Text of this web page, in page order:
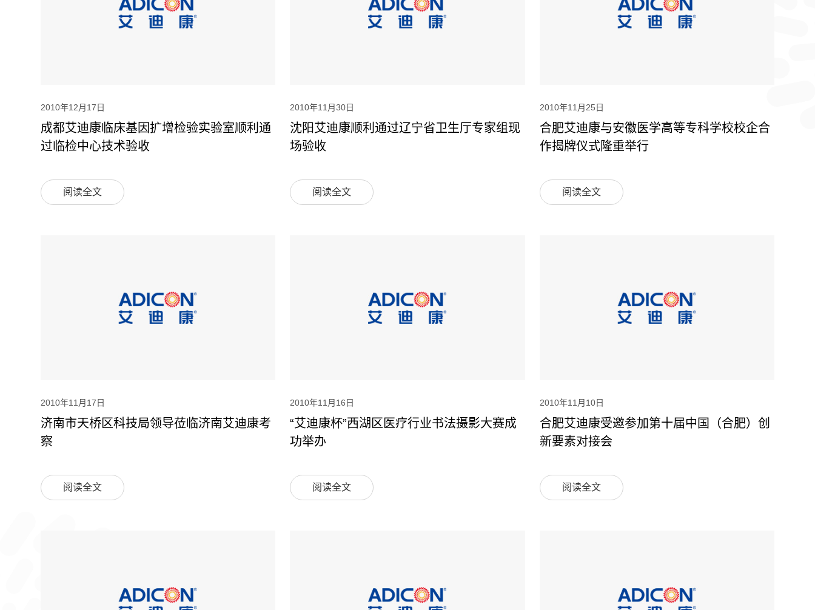
2010年12月17日
成都艾迪康临床基因扩增检验实验室顺利通
过临检中心技术验收
阅读全文
2010年11月30日
沈阳艾迪康顺利通过辽宁省卫生厅专家组现
场验收
阅读全文
2010年11月25日
合肥艾迪康与安徽医学高等专科学校校企合
作揭牌仪式隆重举行
阅读全文
2010年11月17日
济南市天桥区科技局领导莅临济南艾迪康考
察
阅读全文
2010年11月16日
“艾迪康杯”西湖区医疗行业书法摄影大赛成
功举办
阅读全文
2010年11月10日
合肥艾迪康受邀参加第十届中国（合肥）创
新要素对接会
阅读全文